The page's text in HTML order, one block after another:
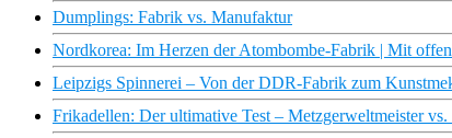
Dumplings: Fabrik vs. Manufaktur
Nordkorea: Im Herzen der Atombombe-Fabrik | Mit
Leipzigs Spinnerei – Von der DDR-Fabrik zum
Frikadellen: Der ultimative Test – Metzgerweltmeister